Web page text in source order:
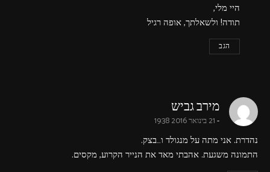
היי מלי,
תודה! ולשאלתך, אופה רגיל
הגב
מירב גבישsays:
21 בינואר 2016 19:38
נהדרת. אני מתה על מנגולד ו…בצק.
התמונה משגעת. אהבתי מאד את הנייר הקרוע, מקסים.